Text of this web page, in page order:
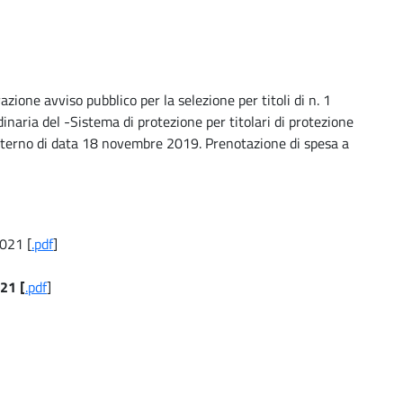
avviso pubblico per la selezione per titoli di n. 1
del -Sistema di protezione per titolari di protezione
di data 18 novembre 2019. Prenotazione di spesa a
[.pdf]
[.pdf]